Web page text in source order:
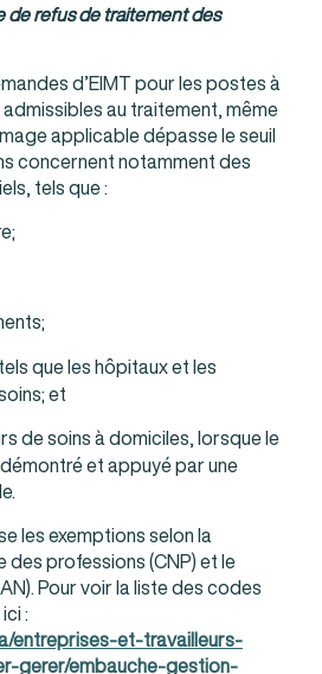
de refus de traitement des
d’EIMT pour les postes à
au traitement, même
applicable dépasse le seuil
concernent notamment des
tels que :
que les hôpitaux et les
et
de soins à domiciles, lorsque le
et appuyé par une
les exemptions selon la
professions (CNP) et le
Pour voir la liste des codes
:
entreprises-et-travailleurs-
gerer/embauche-gestion-